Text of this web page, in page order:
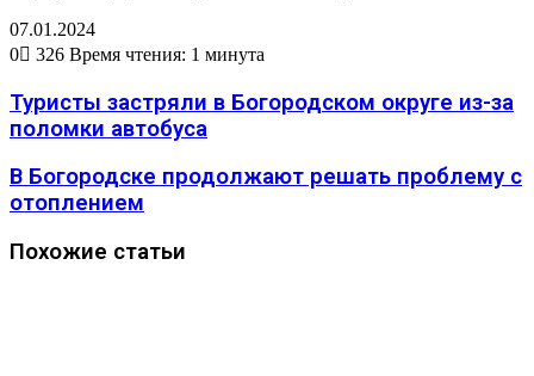
07.01.2024
0
326 Время чтения: 1 минута
Туристы застряли в Богородском округе из-за
поломки автобуса
В Богородске продолжают решать проблему с
отоплением
Похожие статьи